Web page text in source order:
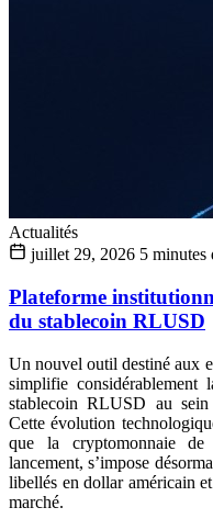
Actualités
juillet 29, 2026 5 minutes
Plateforme
du stablecoin RLUSD
Un nouvel outil destiné aux
simplifie
stablecoin RLUSD au
Cette évolution
que la cryptomonnaie
lancement, s’impose
libellés en dollar américain
marché.